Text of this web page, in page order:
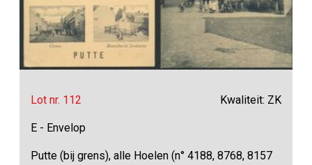
Lot nr. 112 Kwaliteit: ZK
E - Envelop
Putte (bij grens), alle Hoelen (n° 4188, 8768, 8157